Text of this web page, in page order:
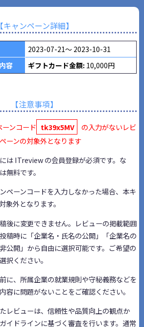
【キャンペーン詳細】
2023-07-21～ 2023-10-31
容
ギフトカード金額: 10,000円
【注意事項】
ーンコード tk39x5MV
の入力がないレビ
ーンの対象外となります
は ITreview の会員登録が必須です。な
無料です。
ペーンコードを入力しなかった場合、本キ
象外となります。
後に変更できません。レビューの掲載範囲
稿時に「企業名・氏名の公開」「企業名の
公開」から自由に選択可能です。ご希望の
択ください。
に、所属企業の就業規則や守秘義務などを
容に問題がないことをご確認ください。
レビューは、信頼性や品質向上の観点か
イドラインに基づく審査を行います。通常